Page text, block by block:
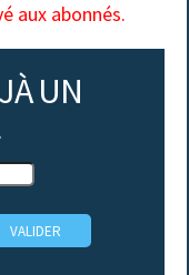
aux abonnés.
UN